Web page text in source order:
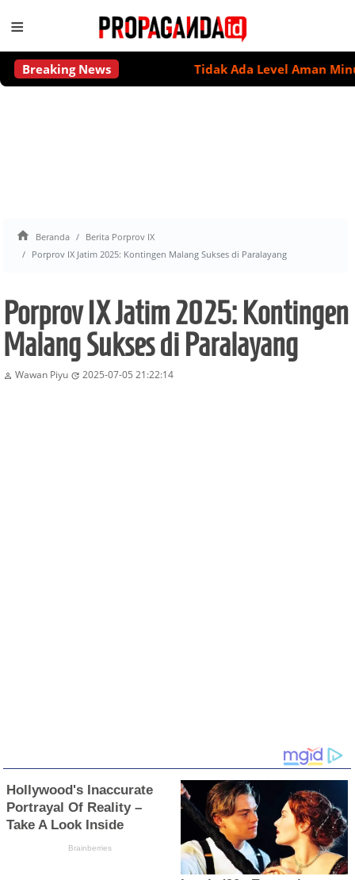
≡
Breaking News Tidak Ada Level Aman Minum
 Beranda
Berita Porprov IX
Porprov IX Jatim 2025: Kontingen Malang Sukses di Paralayang
Porprov IX Jatim 2025: Kontingen
Malang Sukses di Paralayang
 Wawan Piyu  2025-07-05 21:22:14